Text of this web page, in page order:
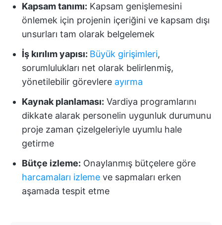
Kapsam tanımı: Kapsam genişlemesini
önlemek için projenin içeriğini ve kapsam dışı
unsurları tam olarak belgelemek
İş kırılım yapısı: Büyük girişimleri,
sorumlulukları net olarak belirlenmiş,
yönetilebilir görevlere ayırma
Kaynak planlaması: Vardiya programlarını
dikkate alarak personelin uygunluk durumunu
proje zaman çizelgeleriyle uyumlu hale
getirme
Bütçe izleme: Onaylanmış bütçelere göre
harcamaları izleme ve sapmaları erken
aşamada tespit etme